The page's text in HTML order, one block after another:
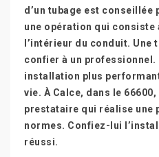
d’un tubage est conseillée
une opération qui consiste
l’intérieur du conduit. Une
confier à un professionnel.
installation plus
vie. À Calce, dans le
prestataire qui réalise une
normes. Confiez-lui
réussi.